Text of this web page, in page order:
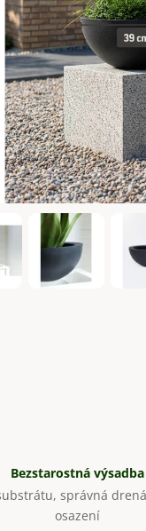
Bezstarostná výsadba
správná
osazení